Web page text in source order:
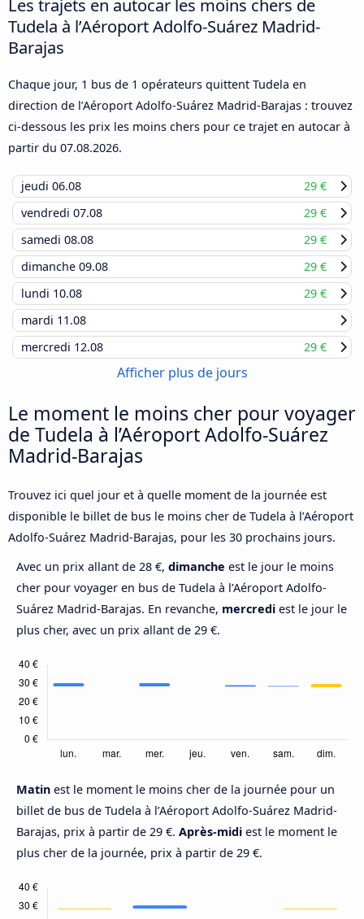
Les trajets en autocar les moins chers de
Tudela à l’Aéroport Adolfo-Suárez Madrid-
Barajas
Chaque jour, 1 bus de 1 opérateurs quittent Tudela en
direction de l’Aéroport Adolfo-Suárez Madrid-Barajas : trouvez
ci-dessous les prix les moins chers pour ce trajet en autocar à
partir du 07.08.2026.
jeudi 06.08
29 €
vendredi 07.08
29 €
samedi 08.08
29 €
dimanche 09.08
29 €
lundi 10.08
29 €
mardi 11.08
mercredi 12.08 29 €
Afficher plus de jours
Le moment le moins cher pour voyager
de Tudela à l’Aéroport Adolfo-Suárez
Madrid-Barajas
Trouvez ici quel jour et à quelle moment de la journée est
disponible le billet de bus le moins cher de Tudela à l’Aéroport
Adolfo-Suárez Madrid-Barajas, pour les 30 prochains jours.
Avec un prix allant de 28 €, dimanche est le jour le moins
cher pour voyager en bus de Tudela à l’Aéroport Adolfo-
Suárez Madrid-Barajas. En revanche, mercredi est le jour le
plus cher, avec un prix allant de 29 €.
Matin est le moment le moins cher de la journée pour un
billet de bus de Tudela à l’Aéroport Adolfo-Suárez Madrid-
Barajas, prix à partir de 29 €. Après-midi est le moment le
plus cher de la journée, prix à partir de 29 €.